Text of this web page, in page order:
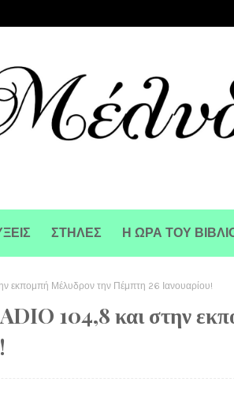
ΣΤΗΛΕΣ Η ΩΡΑ ΤΟΥ
εκπομπή Μέλυδρον την Πέμπτη 26 Ιανουαρίου!
104,8 και στην